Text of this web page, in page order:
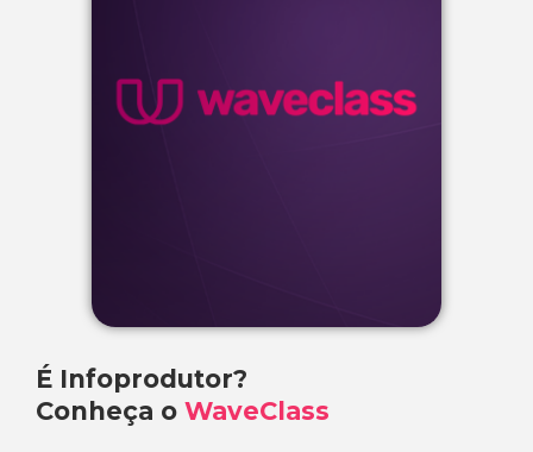
É Infoprodutor?
Conheça o WaveClass